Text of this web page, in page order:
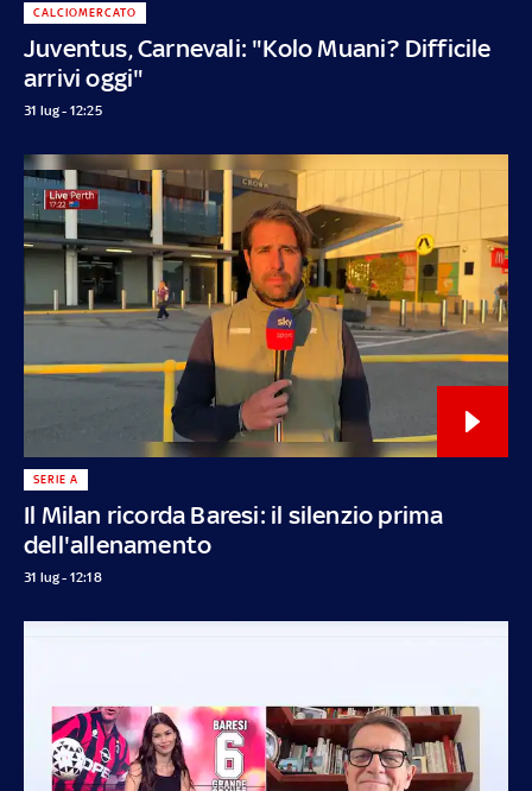
Juventus, Carnevali: "Kolo Muani? Difficile
arrivi oggi"
CALCIOMERCATO
31 lug - 12:25
Il Milan ricorda Baresi: il silenzio prima
dell'allenamento
SERIE A
31 lug - 12:18